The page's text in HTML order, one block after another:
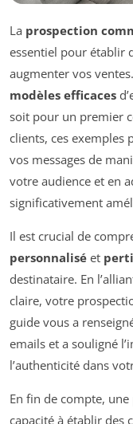
La prospection
essentiel pour établir
augmenter vos
modèles efficaces
soit pour un premier
clients, ces exemples
vos messages de
votre audience et en
significativement
Il est crucial de
personnalisé et
destinataire. En
claire, votre
guide vous a
emails et a souligné
l’authenticité dans
En fin de compte, une
capacité à établir des